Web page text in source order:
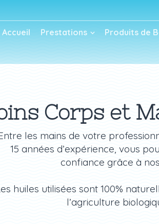
Accueil Prestations Produits de
Corps et
les mains de votre
15 années d’expérience, vous
confiance grâce à
huiles utilisées sont 100%
l’agriculture